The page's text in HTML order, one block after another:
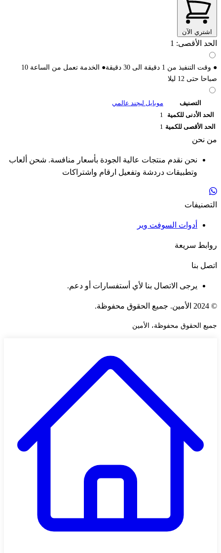
اشتري الآن
الحد الأقصى: 1
● وقت التنفيذ من 1 دقيقة الى 30 دقيقة● الخدمة تعمل من الساعة 10
صباحا حتى 12 ليلا
التصنيف
موبايل ليجند عالمي
الحد الأدنى للكمية
1
الحد الأقصى للكمية 1
من نحن
نحن نقدم منتجات عالية الجودة بأسعار منافسة. شحن ألعاب
وتطبيقات دردشة وتفعيل ارقام واشتراكات
التصنيفات
أدوات السوفت وير
روابط سريعة
اتصل بنا
يرجى الاتصال بنا لأي أستفسارات أو دعم.
© 2024 الأمين. جميع الحقوق محفوظة.
جميع الحقوق محفوظة، الأمين